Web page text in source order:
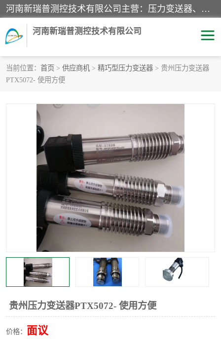
河南新瑞普测控技术有限公司主营：压力变送器、液位变送器、差压变送器、雷达料位计、电容物位计、温度显示控制仪表、电量变送器、流量计、工业自动化系统成套设备。
河南新瑞普测控技术有限公司
当前位置： 首页 > 供应商机 > 精巧型压力变送器 > 贵州压力变送器
PTX5072- 使用方便
贵州压力变送器PTX5072- 使用方便
价格： 面议
霍尼韦尔压力变送器
1151/3351产品分类 精巧型压力变送器
液位变送器 雷达料位计
标准型工业压力变送器 罐旁显示仪
温度传感器变送器
压力变送器 电容物位计
温度显示控制仪表 电量变送器
流量计 工业自动化系统成套设备